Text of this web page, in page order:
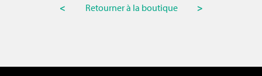
<
Retourner à la boutique >